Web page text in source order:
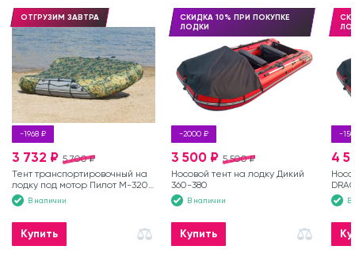
-1968 ₽
ОТГРУЗИМ ЗАВТРА
5 700 ₽
3 732 ₽
Тент транспортировочный на
лодку под мотор Пилот М-320
зеленыйВ наличии
Купить
-2000 ₽
СКИДКА 10% ПРИ ПОКУПКЕ
ЛОДКИ
5 500 ₽
3 500 ₽
Носовой тент на лодку Дикий
360-380
В наличии
Купить
-
4
В